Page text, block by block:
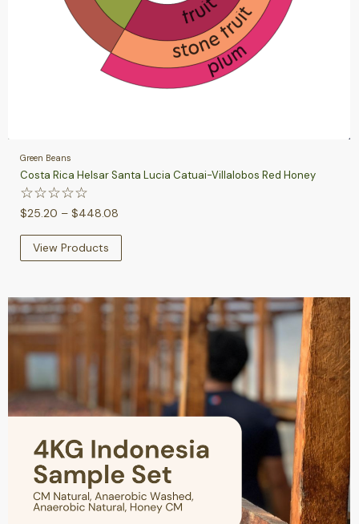
Green Beans
Costa Rica Helsar Santa Lucia Catuai-Villalobos Red Honey
☆☆☆☆☆
$25.20 – $448.08
View Products